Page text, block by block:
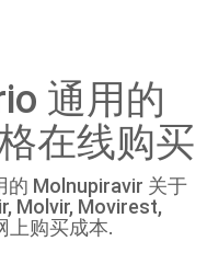
通用的
在线购买
的 Molnupiravir 关于
Molvir, Movirest,
上购买成本.